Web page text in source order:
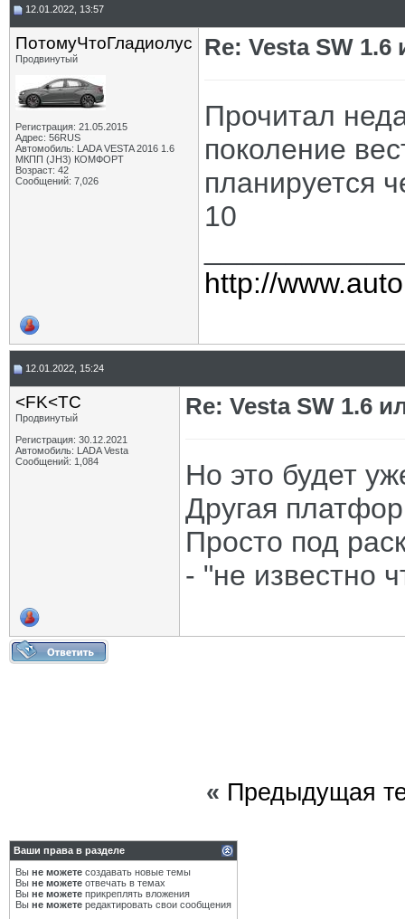
12.01.2022, 13:57
ПотомуЧтоГладиолус
Продвинутый
Регистрация: 21.05.2015
Адрес: 56RUS
Автомобиль: LADA VESTA 2016 1.6
МКПП (JH3) КОМФОРТ
Возраст: 42
Сообщений: 7,026
Re: Vesta SW
Прочитал
поколение
планируется
10
http://
12.01.2022, 15:24
<FK<TC
Продвинутый
Регистрация: 30.12.2021
Автомобиль: LADA Vesta
Сообщений: 1,084
Re: Vesta SW 1.6
Но это будет
Другая
Просто под
- "не известно
« Предыдущая
Ваши права в разделе
Вы не можете создавать новые темы
Вы не можете отвечать в темах
Вы не можете прикреплять вложения
Вы не можете редактировать свои сообщения